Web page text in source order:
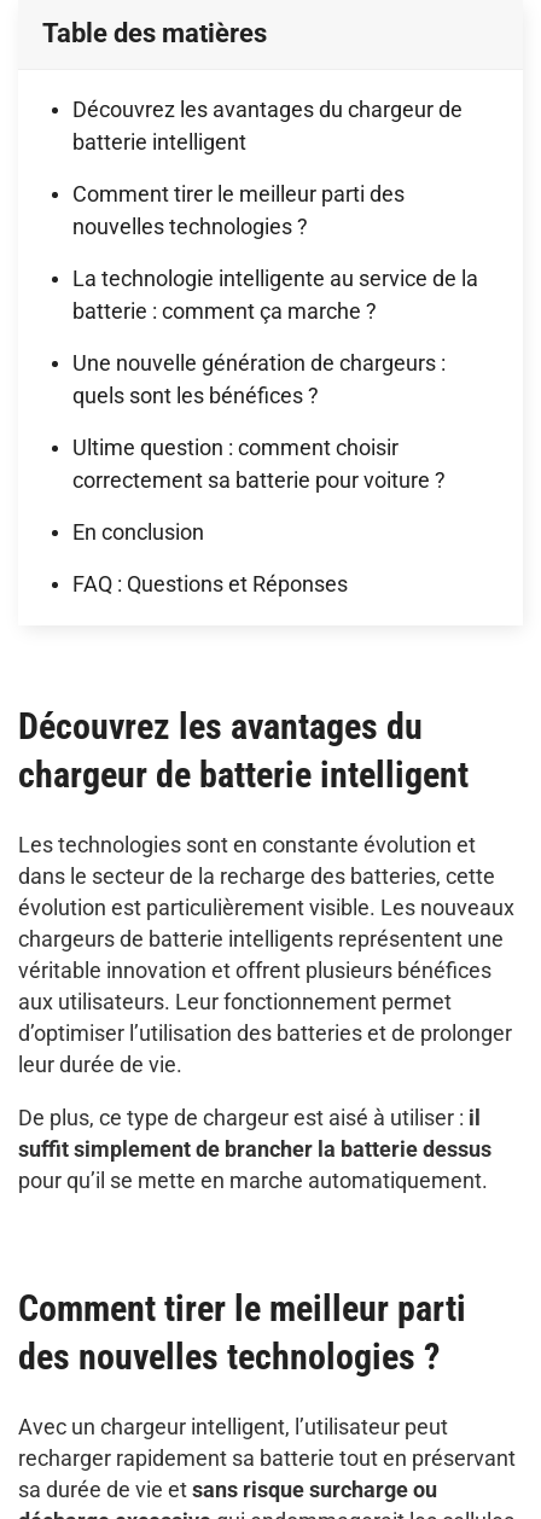
Table des matières
Découvrez les avantages du chargeur de
batterie intelligent
Comment tirer le meilleur parti des
nouvelles technologies ?
La technologie intelligente au service de la
batterie : comment ça marche ?
Une nouvelle génération de chargeurs :
quels sont les bénéfices ?
Ultime question : comment choisir
correctement sa batterie pour voiture ?
En conclusion
FAQ : Questions et Réponses
Découvrez les avantages du
chargeur de batterie intelligent
Les technologies sont en constante évolution et
dans le secteur de la recharge des batteries, cette
évolution est particulièrement visible. Les nouveaux
chargeurs de batterie intelligents représentent une
véritable innovation et offrent plusieurs bénéfices
aux utilisateurs. Leur fonctionnement permet
d’optimiser l’utilisation des batteries et de prolonger
leur durée de vie.
De plus, ce type de chargeur est aisé à utiliser : il
suffit simplement de brancher la batterie dessus
pour qu’il se mette en marche automatiquement.
Comment tirer le meilleur parti
des nouvelles technologies ?
Avec un chargeur intelligent, l’utilisateur peut
recharger rapidement sa batterie tout en préservant
sa durée de vie etsans risque surcharge ou